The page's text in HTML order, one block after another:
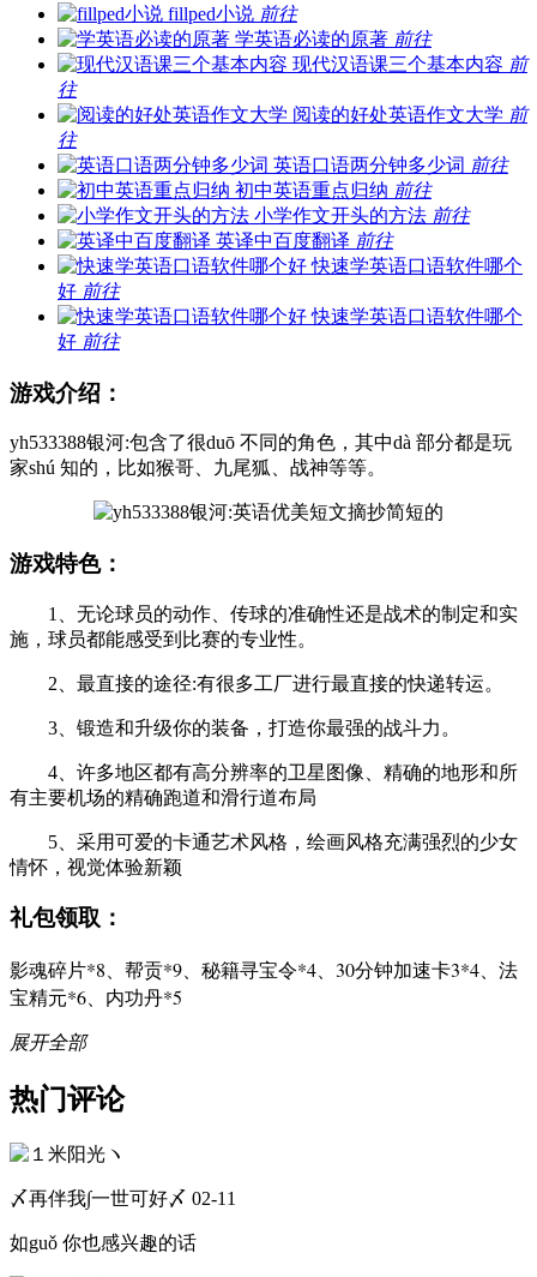
fillped小说 前往
学英语必读的原著 前往
现代汉语课三个基本内容 前
往
阅读的好处英语作文大学 前
往
英语口语两分钟多少词 前往
初中英语重点归纳 前往
小学作文开头的方法 前往
英译中百度翻译 前往
快速学英语口语软件哪个
好 前往
快速学英语口语软件哪个
好 前往
游戏介绍：
yh533388银河:包含了很duō 不同的角色，其中dà 部分都是玩
家shú 知的，比如猴哥、九尾狐、战神等等。
游戏特色：
1、无论球员的动作、传球的准确性还是战术的制定和实
施，球员都能感受到比赛的专业性。
2、最直接的途径:有很多工厂进行最直接的快递转运。
3、锻造和升级你的装备，打造你最强的战斗力。
4、许多地区都有高分辨率的卫星图像、精确的地形和所
有主要机场的精确跑道和滑行道布局
5、采用可爱的卡通艺术风格，绘画风格充满强烈的少女
情怀，视觉体验新颖
礼包领取：
影魂碎片*8、帮贡*9、秘籍寻宝令*4、30分钟加速卡3*4、法
宝精元*6、内功丹*5
展开全部
热门评论
〆再伴我∫一世可好〆 02-11
如guǒ 你也感兴趣的话